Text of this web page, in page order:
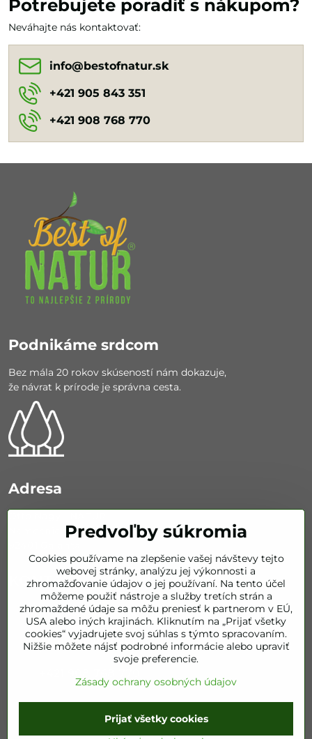
dávky užiť s hodinovým
odstupom. Nežiadúce účinky
nie sú známe. Nenahradzuje
Potrebujete poradiť s nákupom?
Neváhajte nás kontaktovať:
info​@bestofnatur​.sk
+421 905 843 351
+421 908 768 770
Podnikáme srdcom
Bez mála 20 rokov skúseností nám dokazuje,
že návrat k prírode je správna cesta.
Adresa
Nemocničná 626/67
KONTAKT
info​@bestofnatur​.sk
+421 905 843 351
©2026Copyright
Predvoľby súkromiaZásady ochrany osobných údajov
Predvoľby súkromia
Cookies používame na zlepšenie vašej návštevy tejto
webovej stránky, analýzu jej výkonnosti a
zhromažďovanie údajov o jej používaní. Na tento účel
môžeme použiť nástroje a služby tretích strán a
zhromaždené údaje sa môžu preniesť k partnerom v EÚ,
USA alebo iných krajinách. Kliknutím na „Prijať všetky
cookies“ vyjadrujete svoj súhlas s týmto spracovaním.
Nižšie môžete nájsť podrobné informácie alebo upraviť
svoje preferencie.
Zásady ochrany osobných údajov
Prijať všetky cookies